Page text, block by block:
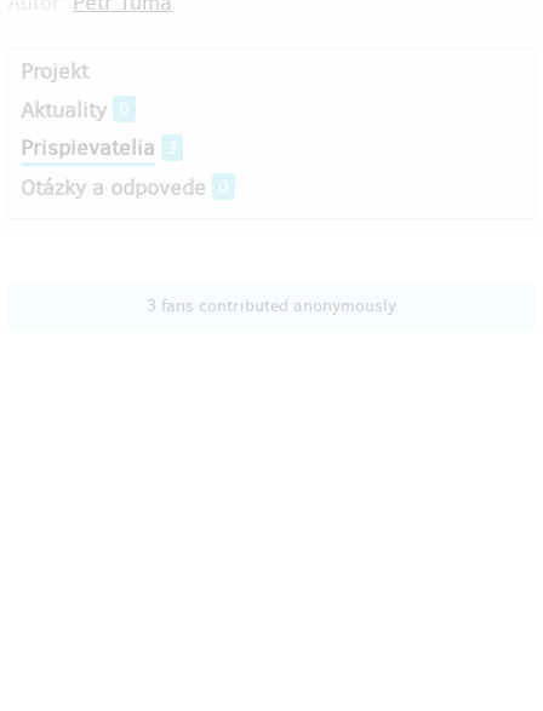
Projekt
Aktuality 0
Prispievatelia 3
Otázky a odpovede 0
3 fans contributed anonymously